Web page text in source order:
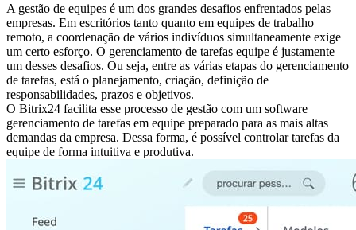
A gestão de equipes é um dos grandes desafios enfrentados pelas
empresas. Em escritórios tanto quanto em equipes de trabalho
remoto, a coordenação de vários indivíduos simultaneamente exige
um certo esforço. O gerenciamento de tarefas equipe é justamente
um desses desafios. Ou seja, entre as várias etapas do gerenciamento
de tarefas, está o planejamento, criação, definição de
responsabilidades, prazos e objetivos.
O Bitrix24 facilita esse processo de gestão com um software
gerenciamento de tarefas em equipe preparado para as mais altas
demandas da empresa. Dessa forma, é possível controlar tarefas da
equipe de forma intuitiva e produtiva.